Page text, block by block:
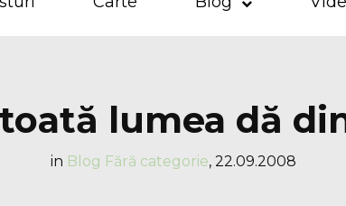
lumea dă
in Blog Fără categorie, 22.09.2008